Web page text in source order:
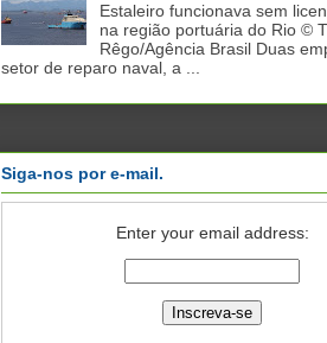
Estaleiro funcionava sem
na região portuária do Rio ©
Rêgo/Agência Brasil Duas
setor de reparo naval, a ...
Siga-nos por e-mail.
Enter your email address: